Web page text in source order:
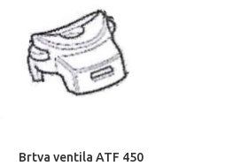
DODAJ U KOŠARICU
Brtva ventila ATF 450